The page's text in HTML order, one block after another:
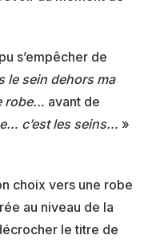
s’empêcher de
le sein dehors ma
robe… avant de
c’est les seins… »
choix vers une robe
au niveau de la
le titre de